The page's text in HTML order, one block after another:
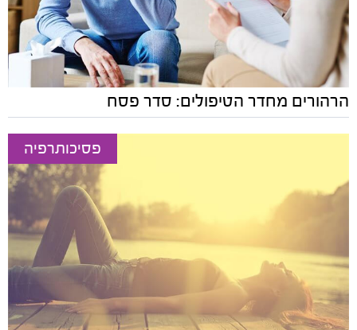
הרהורים מחדר הטיפולים: סדר פסח
פסיכותרפיה